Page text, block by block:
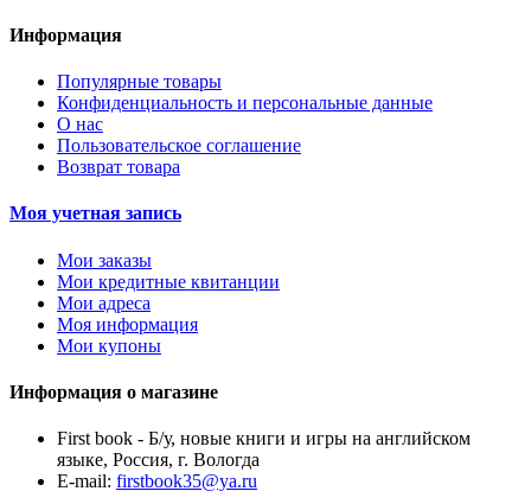
Информация
Популярные товары
Конфиденциальность и персональные данные
О нас
Пользовательское соглашение
Возврат товара
Моя учетная запись
Мои заказы
Мои кредитные квитанции
Мои адреса
Моя информация
Мои купоны
Информация о магазине
First book - Б/у, новые книги и игры на английском
языке, Россия, г. Вологда
E-mail: firstbook35@ya.ru